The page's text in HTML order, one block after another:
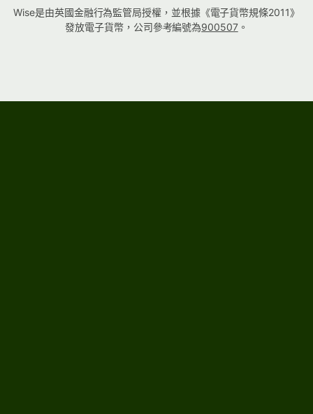
Wise是由英國金融行為監管局授權，並根據《電子貨幣規條2011》
發放電子貨幣，公司參考編號為900507。